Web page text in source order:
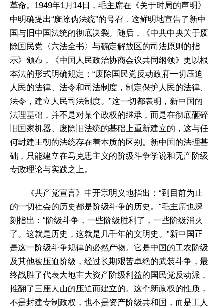
革命。1949年1月14日，毛主席在《关于时局的声明》
中明确提出“废除伪法统”的号召，这鲜明地宣告了新中
国与旧中国法统的彻底决裂。随后，《中共中央关于废
除国民党〈六法全书〉与确定解放区的司法原则的指
示》颁布，《中国人民政治协商会议共同纲领》更以根
本法的形式明确规定：“废除国民党反动政府一切压迫
人民的法律、法令和司法制度，制定保护人民的法律、
法令，建立人民司法制度。”这一切都表明，新中国的
法理基础，并不是对某个政权的继承，而是在彻底砸碎
旧国家机器、废除旧法统的基础上重新建立的，这与任
何封建王朝的法统存在着本质的区别。新中国的法理基
础，只能建立在马克思主义的阶级斗争学说和无产阶级
专政理论与实践之上。
《共产党宣言》中开宗明义地指出：“到目前为止
的一切社会的历史都是阶级斗争的历史。”毛主席也深
刻指出：“阶级斗争，一些阶级胜利了，一些阶级消灭
了。这就是历史，这就是几千年的文明史。”新中国正
是这一阶级斗争规律的必然产物。它是中国的工农阶级
及其他被压迫阶级，经过长期艰苦卓绝的武装斗争，最
终战胜了代表大地主大资产阶级利益的国民党反动派，
推翻了三座大山的压迫而建立的。这个新政权的性质，
不是封建专制政权，也不是资产阶级共和国，而是工人